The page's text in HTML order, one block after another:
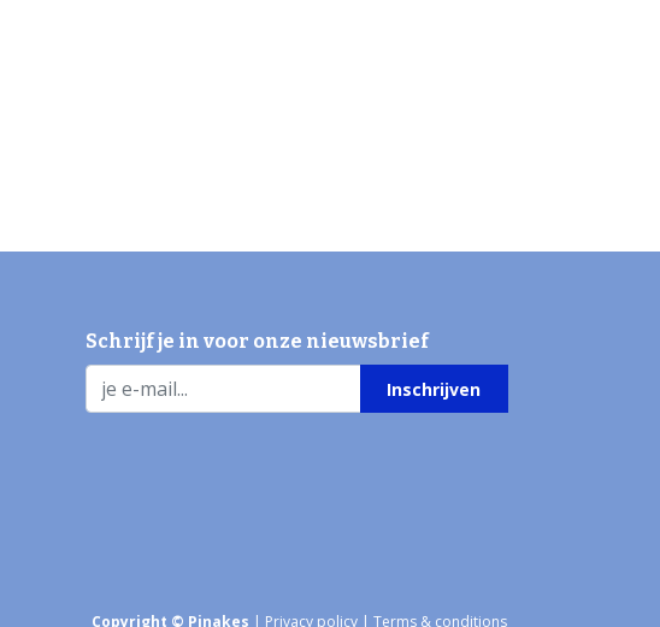
Schrijf je in voor onze nieuwsbrief
Inschrijven
Copyright © Pinakes | Privacy policy | Terms & conditions